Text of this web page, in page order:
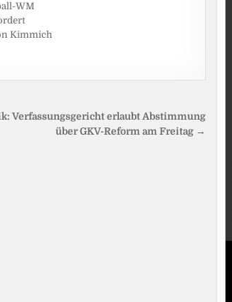
WM
Kimmich
Verfassungsgericht erlaubt Abstimmung
über GKV-Reform am Freitag →